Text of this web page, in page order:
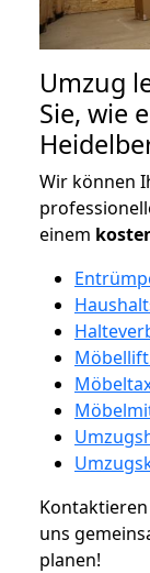
Umzug
Sie, wie
Wir können
einem
uns
planen!